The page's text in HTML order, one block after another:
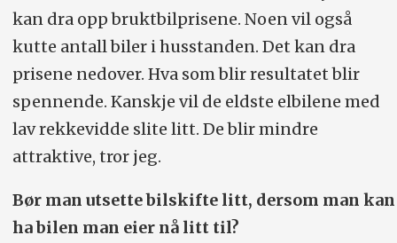
kan dra opp bruktbilprisene. Noen vil også
kutte antall biler i husstanden. Det kan dra
prisene nedover. Hva som blir resultatet blir
spennende. Kanskje vil de eldste elbilene med
lav rekkevidde slite litt. De blir mindre
attraktive, tror jeg.
Bør man utsette bilskifte litt, dersom man kan
ha bilen man eier nå litt til?